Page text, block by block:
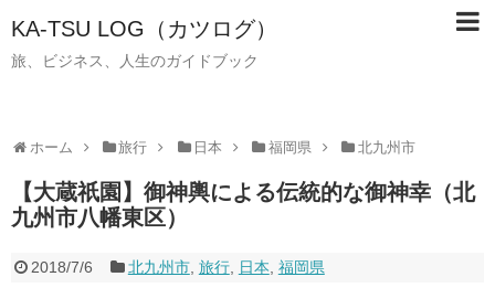
KA-TSU LOG（カツログ）
旅、ビジネス、人生のガイドブック
ホーム 旅行 日本 福岡県 北九州市
【大蔵祇園】御神輿による伝統的な御神幸（北
九州市八幡東区）
2018/7/6 北九州市, 旅行, 日本 福岡県